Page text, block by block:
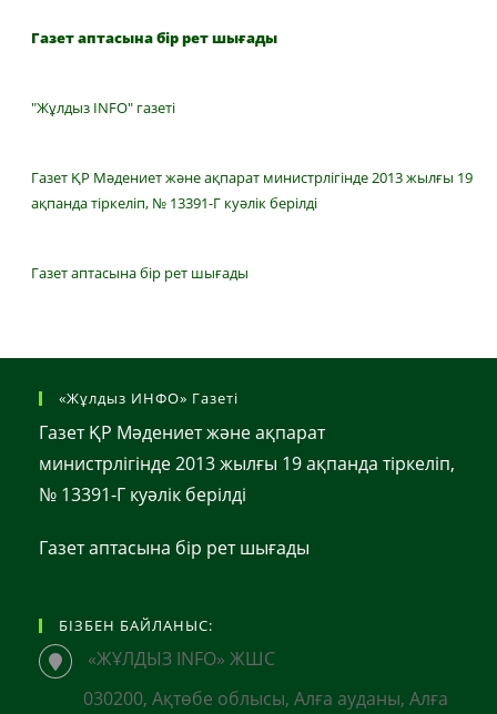
Газет аптасына бір рет шығады
"Жұлдыз INFO" газеті
Газет ҚР Мәдениет және ақпарат министрлігінде 2013 жылғы 19
ақпанда тіркеліп, № 13391-Г куәлік берілді
Газет аптасына бір рет шығады
«Жұлдыз ИНФО» Газеті
Газет ҚР Мәдениет және ақпарат
министрлігінде 2013 жылғы 19 ақпанда тіркеліп,
№ 13391-Г куәлік берілді
Газет аптасына бір рет шығады
БІЗБЕН БАЙЛАНЫС:
«ЖҰЛДЫЗ INFO» ЖШС
030200, Ақтөбе облысы, Алға ауданы, Алға